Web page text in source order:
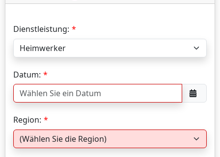
Dienstleistung:
Datum:
Region: